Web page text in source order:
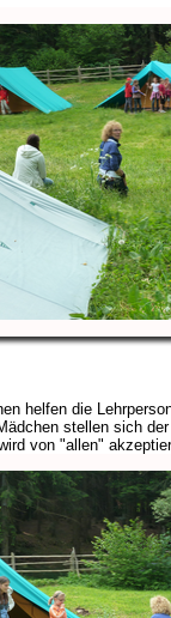
helfen die
stellen sich
von "allen"